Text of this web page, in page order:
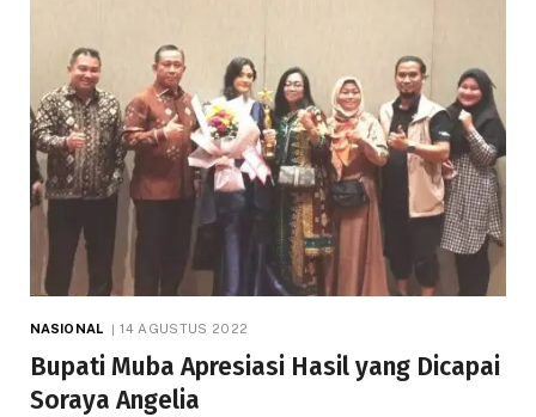
NASIONAL 14 AGUSTUS 2022
Bupati Muba Apresiasi Hasil yang Dicapai
Soraya Angelia